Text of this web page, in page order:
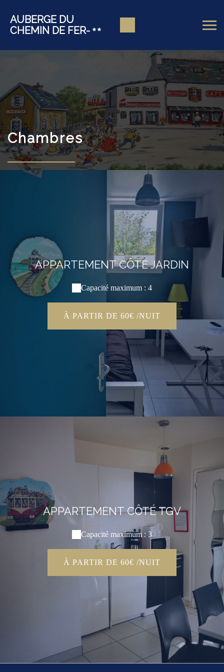
AUBERGE DU
CHEMIN DE FER-
Chambres
APPARTEMENT CÔTÉ JARDIN
Capacité maximum : 4
À PARTIR DE 60€ /NUIT
APPARTEMENT CÔTÉ TGV
Capacité maximum : 3
À PARTIR DE 60€ /NUIT